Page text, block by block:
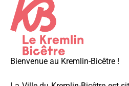
Bienvenue au Kremlin-Bicêtre !